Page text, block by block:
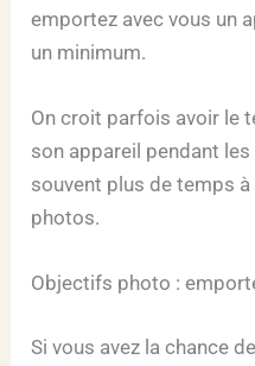
emportez avec vous un
un minimum.
On croit parfois avoir le
son appareil pendant
souvent plus de temps à
photos.
Objectifs photo :
Si vous avez la chance